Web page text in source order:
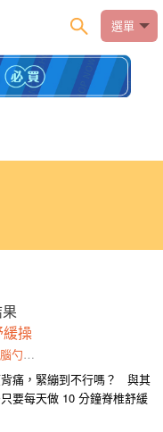
選單
操
勺 椅面
痛，緊繃到不行嗎？ 與其
要每天做 10 分鐘脊椎舒緩